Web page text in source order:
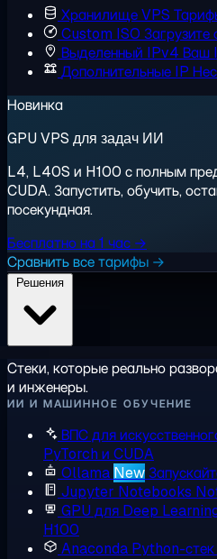
Хранилище VPS
Custom ISO Загрузите
Выделенный IPv4 Ваш
Дополнительные IP
Новинка
GPU VPS для задач ИИ
L4, L40S и H100 с полным
CUDA. Запустить, обучить,
посекундная.
Бесплатно на 1 час →
Сравнить все тарифы →
Стеки, которые реально
и инженеры.
ИИ И МАШИННОЕ ОБУЧЕНИЕ
ВПС для
PyTorch и CUDA
Ollama New
Jupyter Notebooks
GPU для Deep
H100
Anaconda Python-стек